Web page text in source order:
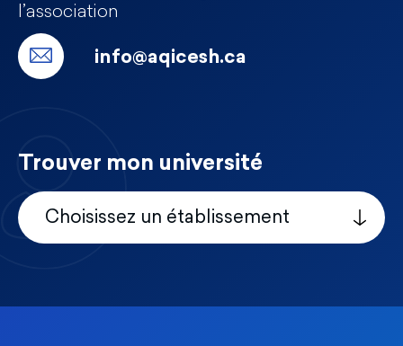
l’association
info@aqicesh.ca
Trouver mon université
Choisissez un établissement